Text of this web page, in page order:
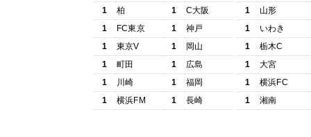
1
柏 1
C大阪
1
FC東京 1
神戸
1
東京V 1
岡山
1
町田 1
広島
1
川崎 1
福岡
1
横浜FM 1 長崎
1
山形
1
いわき
1
栃木C
1
大宮
1
横浜FC
1
湘南